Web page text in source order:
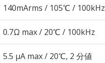
140mArms / 105℃ / 100kHz
0.7Ω max / 20℃ / 100kHz
5.5 μA max / 20℃, 2 分値